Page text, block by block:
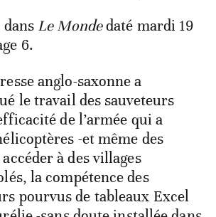
Le Mondedaté mardi 19
6.
anglo-saxonne a
le travail des sauveteurs
de l’armée qui a
-et même des
à des villages
la compétence des
pourvus de tableaux Excel